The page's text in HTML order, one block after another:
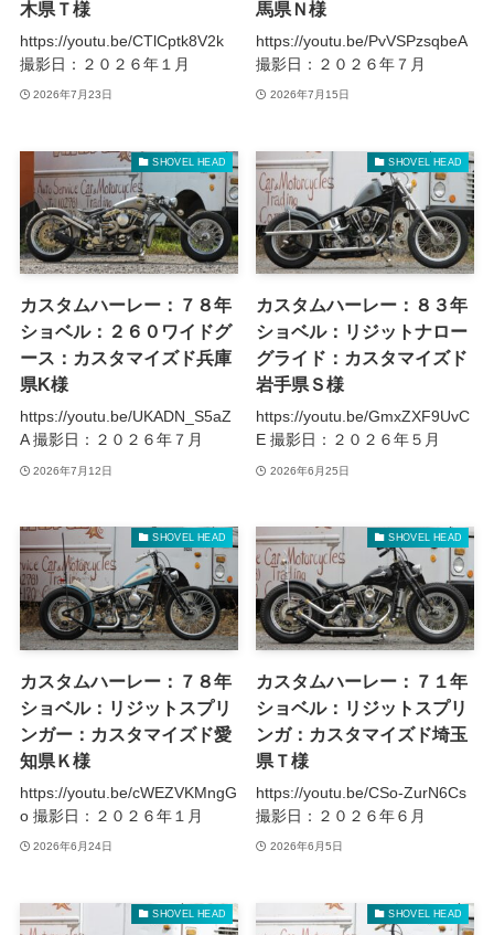
木県Ｔ様
https://youtu.be/CTlCptk8V2k
撮影日：２０２６年１月
2026年7月23日
馬県Ｎ様
https://youtu.be/PvVSPzsqbeA
撮影日：２０２６年７月
2026年7月15日
SHOVEL HEAD
カスタムハーレー：７８年
ショベル：２６０ワイドグ
ース：カスタマイズド兵庫
県K様
https://youtu.be/UKADN_S5aZ
A 撮影日：２０２６年７月
2026年7月12日
SHOVEL HEAD
カスタムハーレー：８３年
ショベル：リジットナロー
グライド：カスタマイズド
岩手県Ｓ様
https://youtu.be/GmxZXF9UvC
E 撮影日：２０２６年５月
2026年6月25日
SHOVEL HEAD
カスタムハーレー：７８年
ショベル：リジットスプリ
ンガー：カスタマイズド愛
知県Ｋ様
https://youtu.be/cWEZVKMngG
o 撮影日：２０２６年１月
2026年6月24日
SHOVEL HEAD
カスタムハーレー：７１年
ショベル：リジットスプリ
ンガ：カスタマイズド埼玉
県Ｔ様
https://youtu.be/CSo-ZurN6Cs
撮影日：２０２６年６月
2026年6月5日
SHOVEL HEAD SHOVEL HEAD